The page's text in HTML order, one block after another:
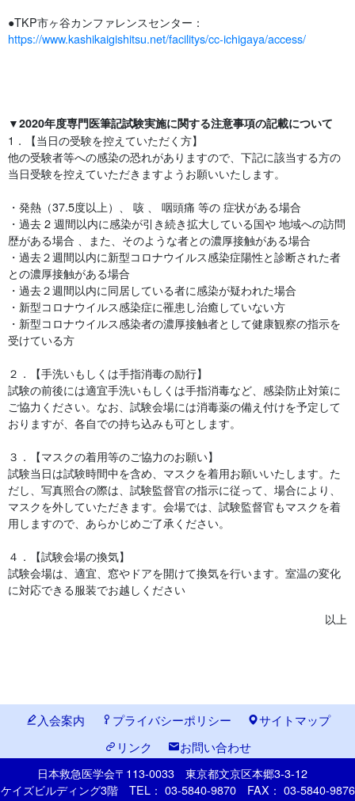
●TKP市ヶ谷カンファレンスセンター：
https://www.kashikaigishitsu.net/facilitys/cc-ichigaya/access/
▼2020年度専門医筆記試験実施に関する注意事項の記載について
1．【当日の受験を控えていただく方】
他の受験者等への感染の恐れがありますので、下記に該当する方の
当日受験を控えていただきますようお願いいたします。
・発熱（37.5度以上）、 咳 、 咽頭痛 等の 症状がある場合
・過去 2 週間以内に感染が引き続き拡大している国や 地域への訪問
歴がある場合 、また、そのような者との濃厚接触がある場合
・過去２週間以内に新型コロナウイルス感染症陽性と診断された者
との濃厚接触がある場合
・過去２週間以内に同居している者に感染が疑われた場合
・新型コロナウイルス感染症に罹患し治癒していない方
・新型コロナウイルス感染者の濃厚接触者として健康観察の指示を
受けている方
２．【手洗いもしくは手指消毒の励行】
試験の前後には適宜手洗いもしくは手指消毒など、感染防止対策に
ご協力ください。なお、試験会場には消毒薬の備え付けを予定して
おりますが、各自での持ち込みも可とします。
３．【マスクの着用等のご協力のお願い】
試験当日は試験時間中を含め、マスクを着用お願いいたします。た
だし、写真照合の際は、試験監督官の指示に従って、場合により、
マスクを外していただきます。会場では、試験監督官もマスクを着
用しますので、あらかじめご了承ください。
４．【試験会場の換気】
試験会場は、適宜、窓やドアを開けて換気を行います。室温の変化
に対応できる服装でお越しください
以上
入会案内 プライバシーポリシー
サイトマップ
リンク
お問い合わせ
日本救急医学会〒113-0033 東京都文京区本郷3-3-12
ケイズビルディング3階 TEL： 03-5840-9870 FAX： 03-5840-9876